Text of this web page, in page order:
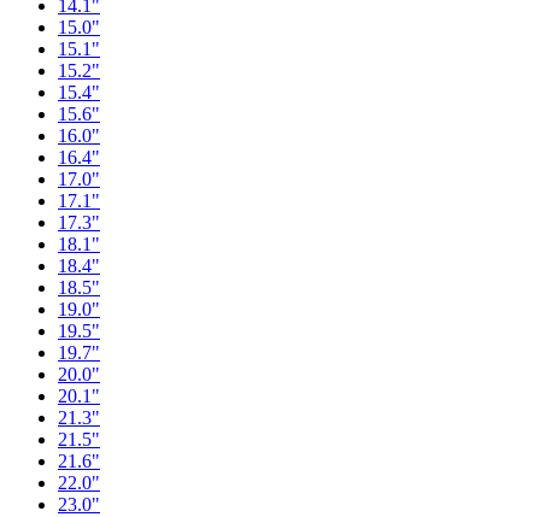
14.1"
15.0"
15.1"
15.2"
15.4"
15.6"
16.0"
16.4"
17.0"
17.1"
17.3"
18.1"
18.4"
18.5"
19.0"
19.5"
19.7"
20.0"
20.1"
21.3"
21.5"
21.6"
22.0"
23.0"